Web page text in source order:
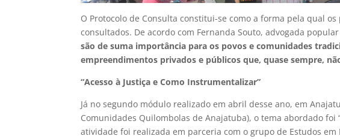
O Protocolo de Consulta constitui-se como a forma pela qual
consultados. De acordo com Fernanda Souto, advogada
são de suma importância para os povos e comunidades
empreendimentos privados e públicos que, quase sempre,
“Acesso à Justiça e Como Instrumentalizar”
Já no segundo módulo realizado em abril desse ano, em
Comunidades Quilombolas de Anajatuba), o tema abordado foi
atividade foi realizada em parceria com o grupo de Estudos